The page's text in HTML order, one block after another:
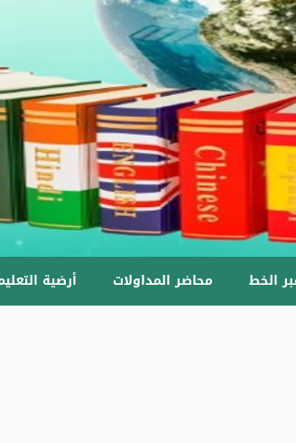
الخط محاضر المداولات أرضية